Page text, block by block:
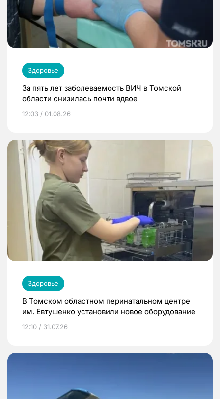
Здоровье
За пять лет заболеваемость ВИЧ в Томской
области снизилась почти вдвое
12:03 / 01.08.26
Здоровье
В Томском областном перинатальном центре
им. Евтушенко установили новое оборудование
12:10 / 31.07.26